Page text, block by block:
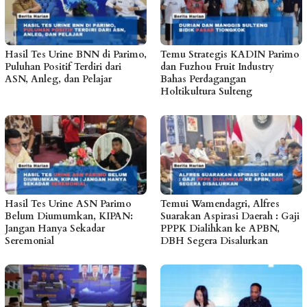
Hasil Tes Urine BNN di Parimo,
Puluhan Positif Terdiri dari
ASN, Anleg, dan Pelajar
Temu Strategis KADIN Parimo
dan Fuzhou Fruit Industry
Bahas Perdagangan
Holtikultura Sulteng
Hasil Tes Urine ASN Parimo
Belum Diumumkan, KIPAN:
Jangan Hanya Sekadar
Seremonial
Temui Wamendagri, Alfres
Suarakan Aspirasi Daerah : Gaji
PPPK Dialihkan ke APBN,
DBH Segera Disalurkan